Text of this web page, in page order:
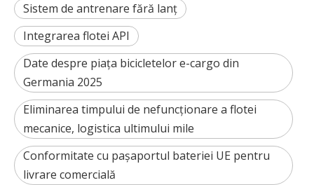
Sistem de antrenare fără lanț
Integrarea flotei API
Date despre piața bicicletelor e-cargo din
Germania 2025
Eliminarea timpului de nefuncționare a flotei
mecanice, logistica ultimului mile
Conformitate cu pașaportul bateriei UE pentru
livrare comercială